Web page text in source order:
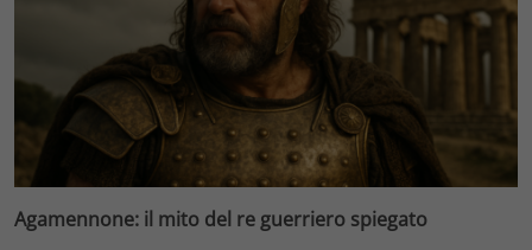
Agamennone: il mito del re guerriero spiegato